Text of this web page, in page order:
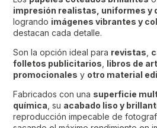
impresión realistas, uniformes y
logrando imágenes vibrantes y
destacan cada detalle.
Son la opción ideal para revistas
folletos publicitarios libros de
promocionales y otro material
Fabricados con una superficie
química , su acabado liso y
reproducción impecable de